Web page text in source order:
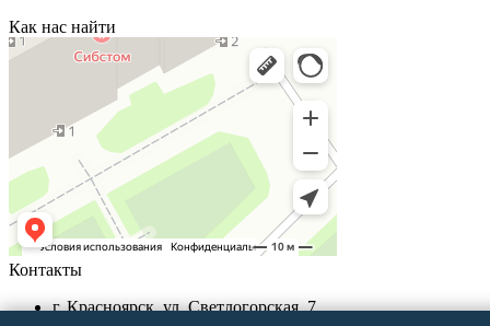
Как нас найти
Контакты
г. Красноярск, ул. Светлогорская, 7